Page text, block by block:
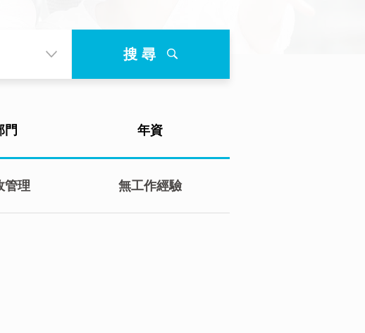
搜 尋
門 年資
管理 無工作經驗